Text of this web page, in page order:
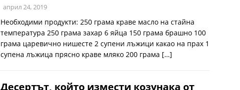
април 24, 2019
Необходими продукти: 250 грама краве масло на стайна
температура 250 грама захар 6 яйца 150 грама брашно 100
грама царевично нишесте 2 супени лъжици какао на прах 1
супена лъжица прясно краве мляко 200 грама […]
Десертът, който измести козунака от